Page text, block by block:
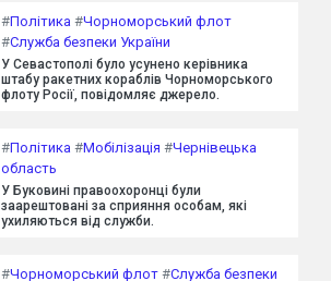
#Політика #Чорноморський флот
#Служба безпеки України
У Севастополі було усунено керівника
штабу ракетних кораблів Чорноморського
флоту Росії, повідомляє джерело.
#Політика #Мобілізація #Чернівецька
область
У Буковині правоохоронці були
заарештовані за сприяння особам, які
ухиляються від служби.
#Чорноморський флот #Служба безпеки